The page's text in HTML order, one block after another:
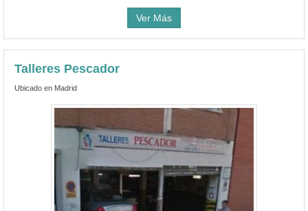
Ver Más
Talleres Pescador
Ubicado en Madrid